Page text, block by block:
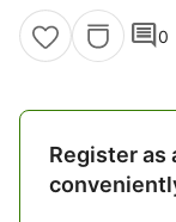
comment0
Register as